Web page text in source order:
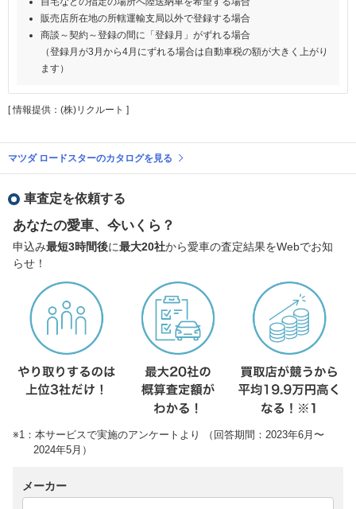
販売店所在地の所轄運輸支局以外で登録する場合
商談～契約～登録の間に「登録月」がずれる場合
（登録月が3月から4月にずれる場合は自動車税の額が大きく上がり
ます）
[ 情報提供：(株)リクルート ]
マツダ ロードスターのカタログを見る
車査定を依頼する
あなたの愛車、今いくら？
申込み最短3時間後に最大20社から愛車の査定結果をWebでお知
らせ！
※1：本サービスで実施のアンケートより （回答期間：2023年6月〜
2024年5月）
メーカー